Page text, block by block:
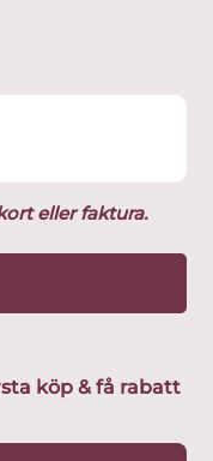
eller faktura.
köp & få rabatt